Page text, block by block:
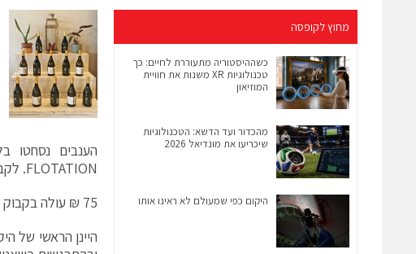
הענבים נסחטו
FLOTATION. לקבלת מיץ נקי שתסס והפך ליין.
75 ₪ עולה בקבוק של היין שמצווה ללגמו קר, כדי ליהנות.
מחוץ לקופסה
כשההיסטוריה מתעוררת לחיים: כך
טכנולוגיות XR משנות את חוויית
המוזיאון
מהכדור ועד הדשא: הטכנולוגיות
שיכריעו את מונדיאל 2026
היקום כפי שמעולם לא ראינו אותו